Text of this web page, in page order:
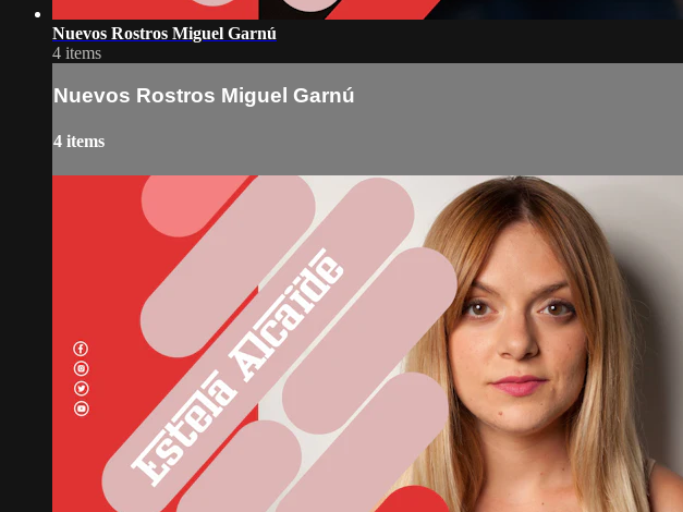
Nuevos Rostros Miguel Garnú
4 items
Nuevos Rostros Miguel Garnú
4 items